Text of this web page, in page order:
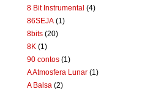
8 Bit Instrumental (4)
86SEJA (1)
8bits (20)
8K (1)
90 contos (1)
A Atmosfera Lunar (1)
A Balsa (2)